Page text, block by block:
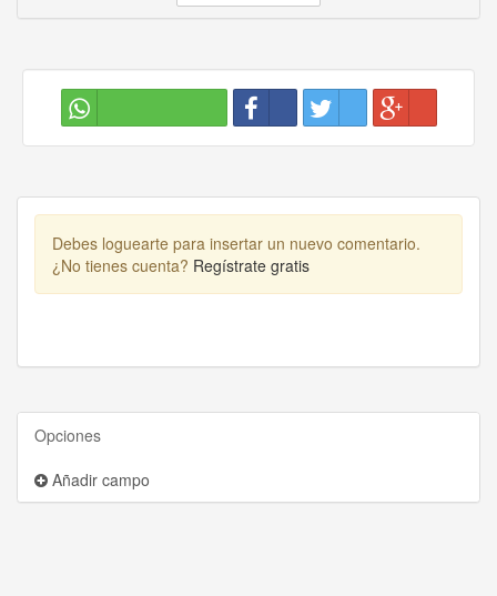
Debes loguearte para insertar un nuevo comentario.
¿No tienes cuenta? Regístrate gratis
Opciones
Añadir campo